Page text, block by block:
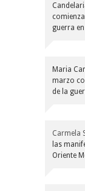
guerra
Maria
marzo
de la
Carmela
las
Oriente